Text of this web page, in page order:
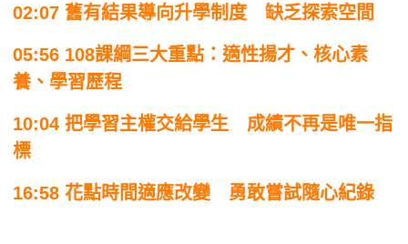
02:07 舊有結果導向升學制度 缺乏探索空間
05:56 108課綱三大重點：適性揚才、核心素
養、學習歷程
10:04 把學習主權交給學生 成績不再是唯一指
標
16:58 花點時間適應改變 勇敢嘗試隨心紀錄